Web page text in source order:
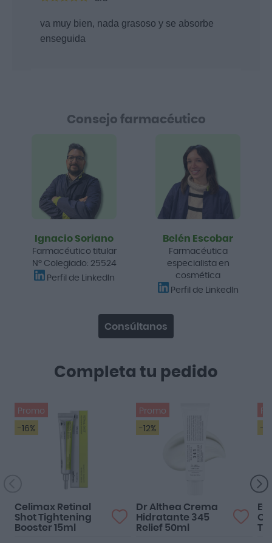
Completa tu pedido
Promo
-16%
Celimax Retinal
Shot Tightening
Booster 15ml
Promo
-12%
Dr Althea Crema
Hidratante 345
Relief 50ml
-
va muy bien, nada grasoso y se absorbe
enseguida
Consejo farmacéutico
Ignacio Soriano
Farmacéutico titular
Nº Colegiado: 25524
Perfil de LinkedIn
Belén Escobar
Farmacéutica
especialista en
cosmética
Perfil de LinkedIn
Consúltanos